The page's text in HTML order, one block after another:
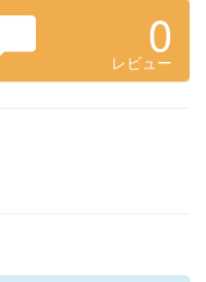
0
レビュー